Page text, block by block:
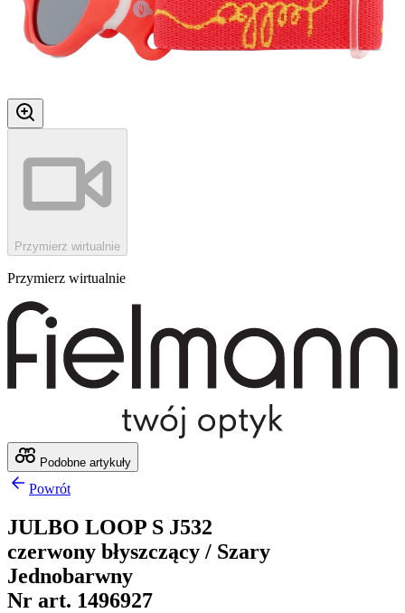
Przymierz wirtualnie
Przymierz wirtualnie
Podobne artykuły
Powrót
JULBO LOOP S J532
czerwony błyszczący / Szary
Jednobarwny
Nr art. 1496927